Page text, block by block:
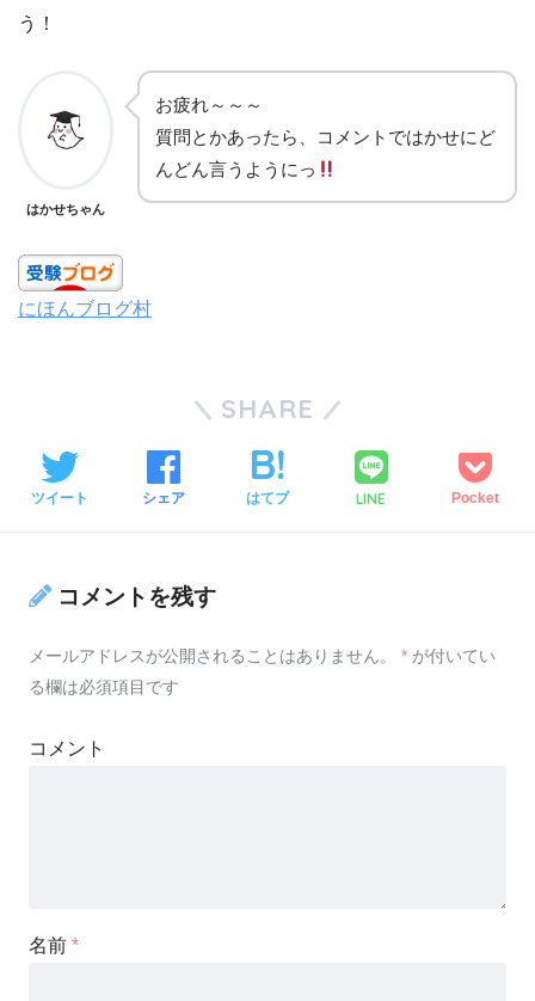
う！
はかせちゃん
お疲れ～～～
質問とかあったら、コメントではかせにど
んどん言うようにっ
にほんブログ村
SHARE
ツイート シェア はてブ LINE Pocket
コメントを残す
メールアドレスが公開されることはありません。 * が付いてい
る欄は必須項目です
コメント
名前 *